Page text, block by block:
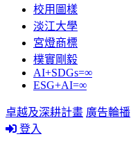
校用圖樣
淡江大學
宮燈商標
樸實剛毅
AI+SDGs=∞
ESG+AI=∞
卓越及深耕計畫 廣告輪播
登入